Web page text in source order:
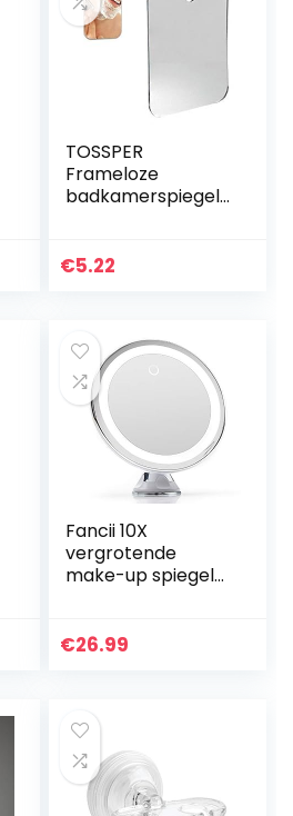
TOSSPER
Frameloze
badkamerspiegel,
badkamer,
€5.22
Fancii 10X
vergrotende
make-up spiegel
– USB & batterij,
€26.99